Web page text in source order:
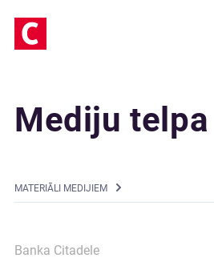
Mediju telpa
MATERIĀLI MEDIJIEM
Banka Citadele